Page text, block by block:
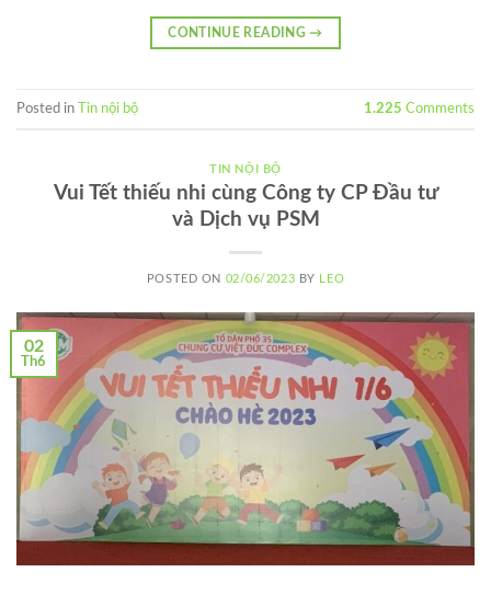
CONTINUE READING→
Posted in Tin nội bộ 1.225 Comments
TIN NỘI BỘ
Vui Tết thiếu nhi cùng Công ty CP Đầu tư
và Dịch vụ PSM
POSTED ON 02/06/2023 BY LEO
02
Th6